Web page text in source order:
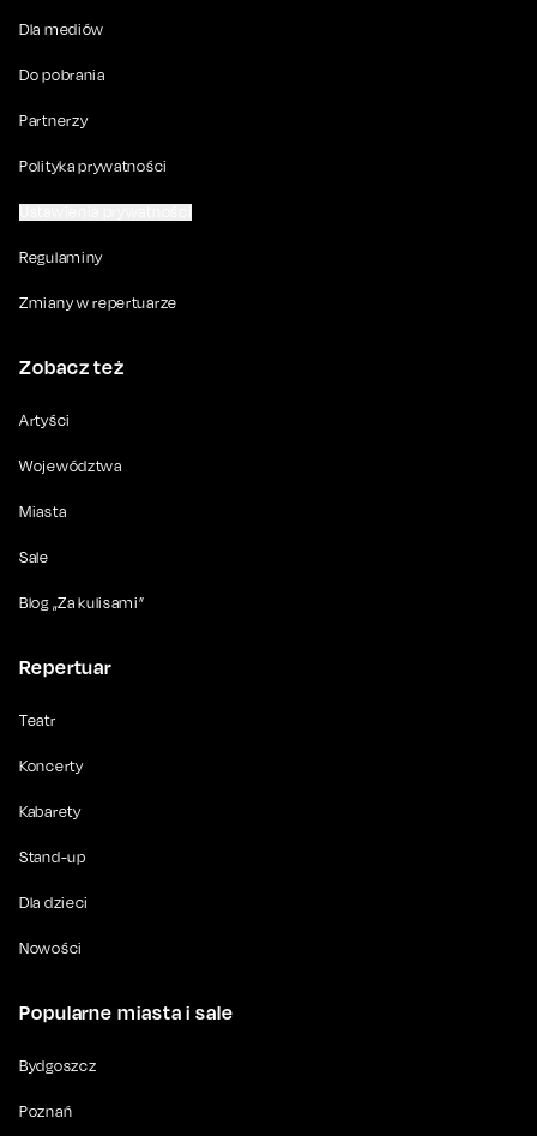
Dla mediów
Do pobrania
Partnerzy
Polityka prywatności
Regulaminy
Zmiany w repertuarze
Zobacz też
Artyści
Województwa
Miasta
Sale
Blog „Za kulisami”
Repertuar
Teatr
Koncerty
Kabarety
Stand-up
Dla dzieci
Nowości
Popularne miasta i sale
Bydgoszcz
Poznań